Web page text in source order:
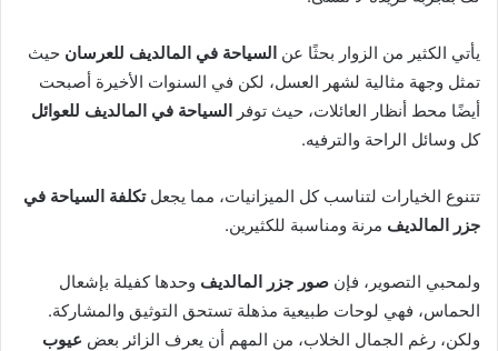
يأتي الكثير من الزوار بحثًا عن السياحة في المالديف للعرسان حيث
تمثل وجهة مثالية لشهر العسل، لكن في السنوات الأخيرة أصبحت
أيضًا محط أنظار العائلات، حيث توفر السياحة في المالديف للعوائل
كل وسائل الراحة والترفيه.
تتنوع الخيارات لتناسب كل الميزانيات، مما يجعلتكلفة السياحة في
جزر المالديف مرنة ومناسبة للكثيرين.
ولمحبي التصوير، فإن صور جزر المالديف وحدها كفيلة بإشعال
الحماس، فهي لوحات طبيعية مذهلة تستحق التوثيق والمشاركة.
ولكن، رغم الجمال الخلاب، من المهم أن يعرف الزائر بعض عيوب